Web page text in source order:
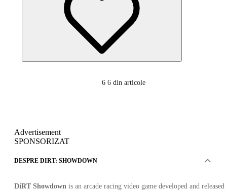
6 6 din articole
Advertisement
SPONSORIZAT
DESPRE DIRT: SHOWDOWN
DiRT Showdown is an arcade racing video game developed and released